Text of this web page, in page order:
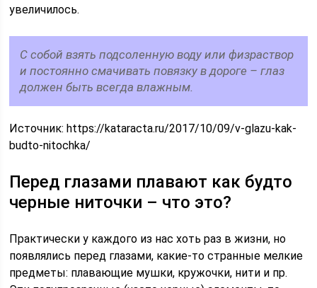
увеличилось.
С собой взять подсоленную воду или физраствор
и постоянно смачивать повязку в дороге – глаз
должен быть всегда влажным.
Источник:https://kataracta.ru/2017/10/09/v-glazu-kak-
budto-nitochka/
Перед глазами плавают как будто
черные ниточки – что это?
Практически у каждого из нас хоть раз в жизни, но
появлялись перед глазами, какие-то странные мелкие
предметы: плавающие мушки, кружочки, нити и пр.